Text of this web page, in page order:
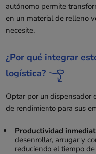
autónomo permite
en un material de relleno
necesite.
¿Por qué integrar
logística?
Optar por un dispensador
de rendimiento para sus
Productividad
desenrollar, arrugar y
reduciendo el tiempo